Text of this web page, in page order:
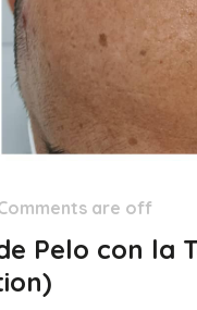
are off
Pelo con la